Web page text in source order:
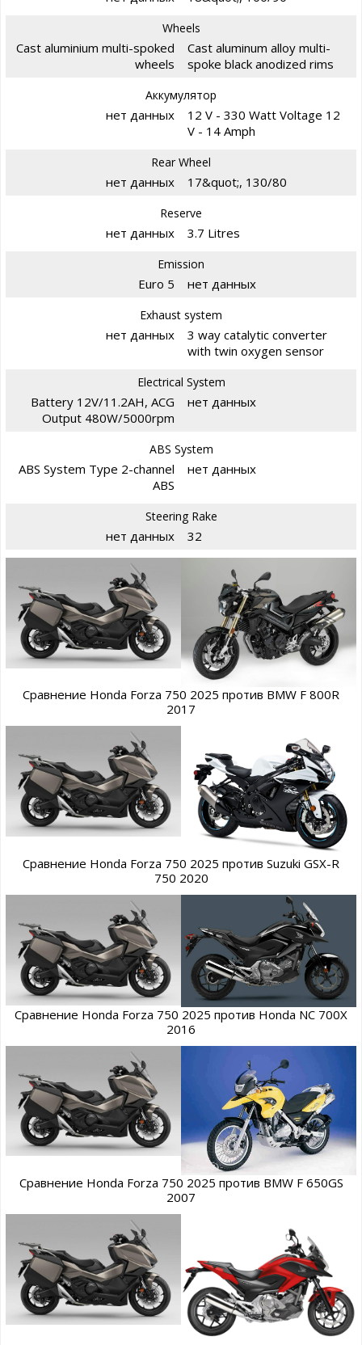
Wheels
Cast aluminium multi-spoked
wheels
Cast aluminum alloy multi-
spoke black anodized rims
Аккумулятор
нет данных
12 V - 330 Watt Voltage 12
V - 14 Amph
Rear Wheel
нет данных 17&quot;, 130/80
Reserve
нет данных 3.7 Litres
Emission
Euro 5 нет данных
Exhaust system
нет данных
3 way catalytic converter
with twin oxygen sensor
Electrical System
Battery 12V/11.2AH, ACG
Output 480W/5000rpm
нет данных
ABS System
ABS System Type 2-channel
ABS
нет данных
Steering Rake
нет данных 32
Сравнение Honda Forza 750 2025 против BMW F 800R
2017
Сравнение Honda Forza 750 2025 против Suzuki GSX-R
750 2020
Сравнение Honda Forza 750 2025 против Honda NC 700X
2016
Сравнение Honda Forza 750 2025 против BMW F 650GS
2007